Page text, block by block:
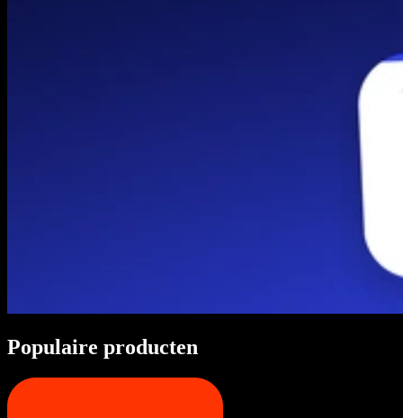
Populaire producten